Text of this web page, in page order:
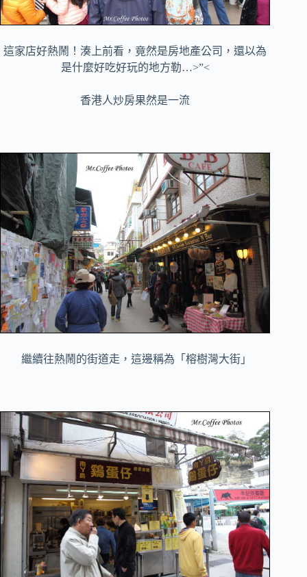
這家店好熱鬧！湊上前看，竟然是房地產公司，還以為
是什麼好吃好玩的地方勒…>”<
香港人炒房果然是一流
繼續往熱鬧的街道走，這邊稱為「榕樹灣大街」